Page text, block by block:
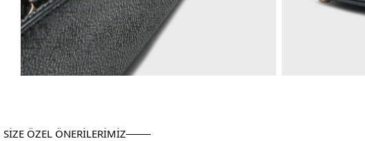
SİZE ÖZEL ÖNERİLERİMİZ